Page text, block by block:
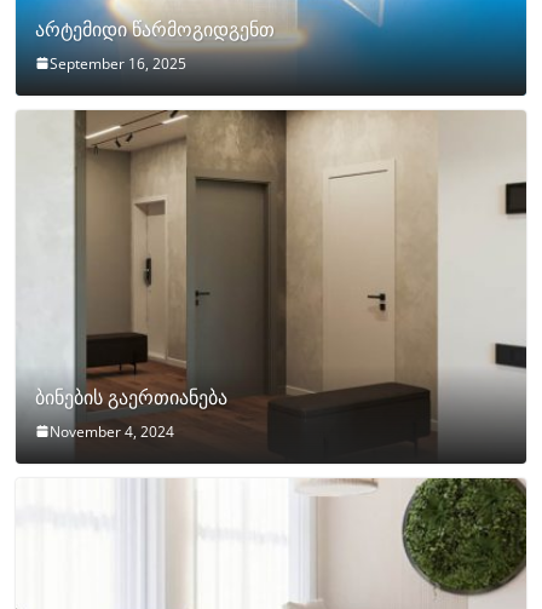
არტემიდი წარმოგიდგენთ
September 16, 2025
ბინების გაერთიანება
November 4, 2024